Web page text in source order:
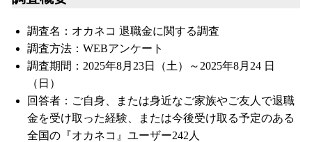
調査名：オカネコ 退職金に関する調査
調査方法：WEBアンケート
調査期間：2025年8月23日（土）～2025年8月24 日
（日）
回答者：ご自身、または身近なご家族やご友人で退職
金を受け取った経験、または今後受け取る予定のある
全国の『オカネコ』ユーザー242人